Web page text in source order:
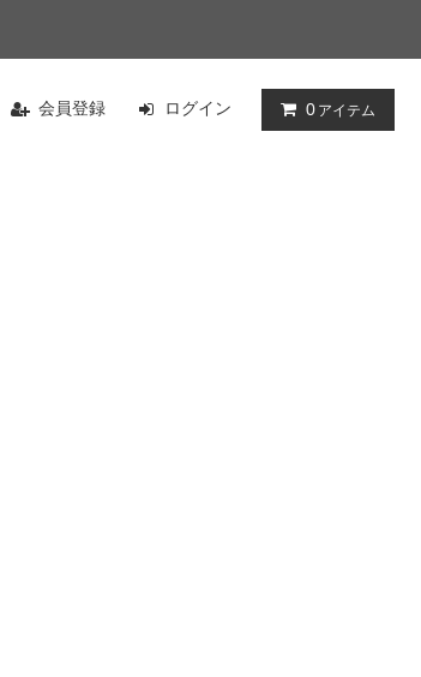
会員登録 ログイン 0 アイテム